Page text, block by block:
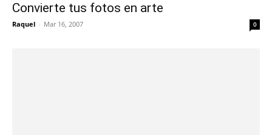
Convierte tus fotos en arte
Raquel - Mar 16, 2007 0